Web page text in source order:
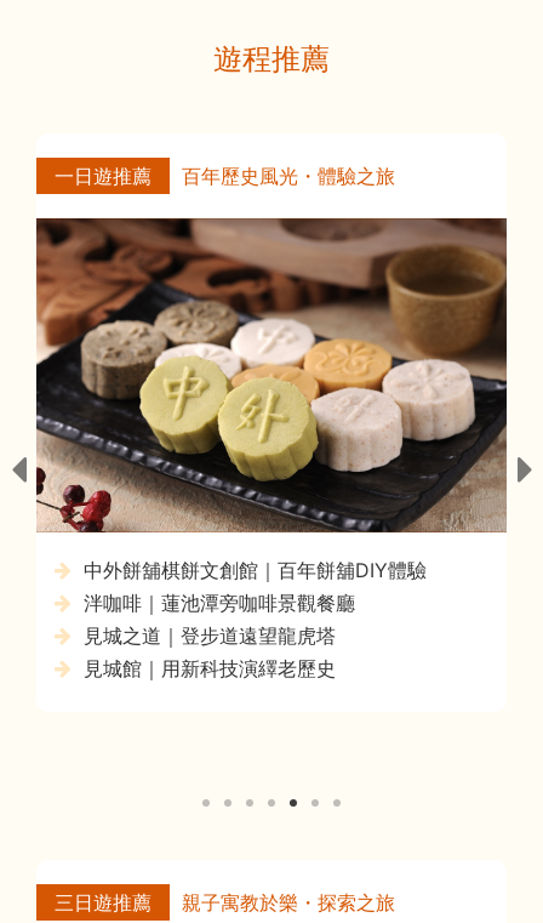
遊程推薦
一日遊推薦 親子寓教於樂・探索之旅
航空教育展示館｜亞洲唯一的飛機懸吊展示場
國立科學工藝博物館｜台灣第一座應用科學博
物館
永心鳳茶｜精緻台灣料理與新台茶文化
三日遊推薦 親子暢玩・冒險之旅